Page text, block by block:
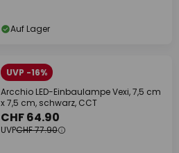
Auf Lager
UVP -16%
Arcchio LED-Einbaulampe Vexi, 7,5 cm
x 7,5 cm, schwarz, CCT
CHF 64.90
UVPCHF 77.90